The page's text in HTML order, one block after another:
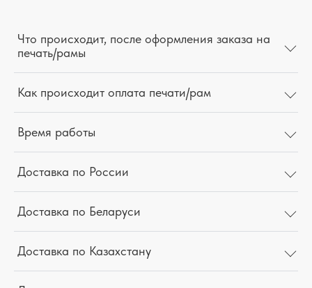
Что происходит, после оформления заказа на
печать/рамы
Как происходит оплата печати/рам
Время работы
Доставка по России
Доставка по Беларуси
Доставка по Казахстану